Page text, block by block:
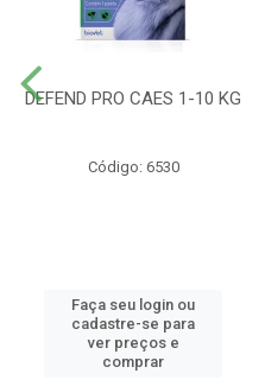
DEFEND PRO CAES 1-10 KG
Código: 6530
Faça seu login ou
cadastre-se para
ver preços e
comprar